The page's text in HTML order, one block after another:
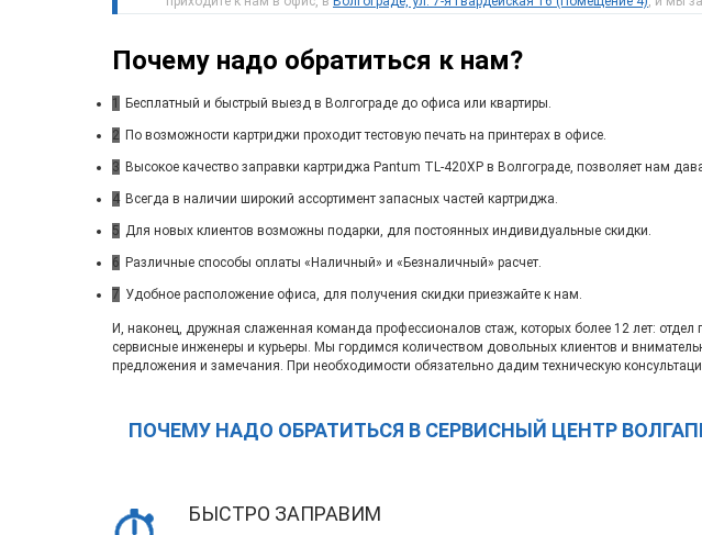
Почему надо обратиться к нам?
1 Бесплатный и быстрый выезд в Волгограде до офиса или квартиры.
2 По возможности картриджи проходит тестовую печать на принтерах в офисе.
3 Высокое качество заправки картриджа Pantum TL-420XP в Волгограде, позволяет нам
4 Всегда в наличии широкий ассортимент запасных частей картриджа.
5 Для новых клиентов возможны подарки, для постоянных индивидуальные скидки.
6 Различные способы оплаты «Наличный» и «Безналичный» расчет.
7 Удобное расположение офиса, для получения скидки приезжайте к нам.
И, наконец, дружная слаженная команда профессионалов стаж, которых более 12 лет:
сервисные инженеры и курьеры. Мы гордимся количеством довольных клиентов и
предложения и замечания. При необходимости обязательно дадим техническую
ПОЧЕМУ НАДО ОБРАТИТЬСЯ В СЕРВИСНЫЙ ЦЕНТР
БЫСТРО ЗАПРАВИМ